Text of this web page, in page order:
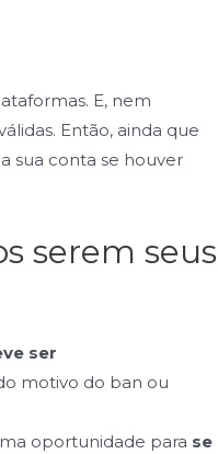
E, nem
Então, ainda que
sua conta se houver
serem seus
ser
motivo do ban ou
oportunidade para se